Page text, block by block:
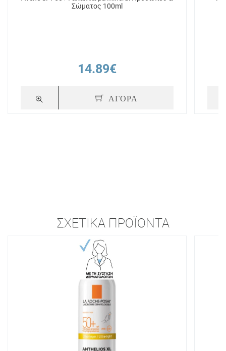
Σώματος 100ml
14.89€
ΑΓΟΡΑ
ΣΧΕΤΙΚΆ ΠΡΟΪΌΝΤΑ